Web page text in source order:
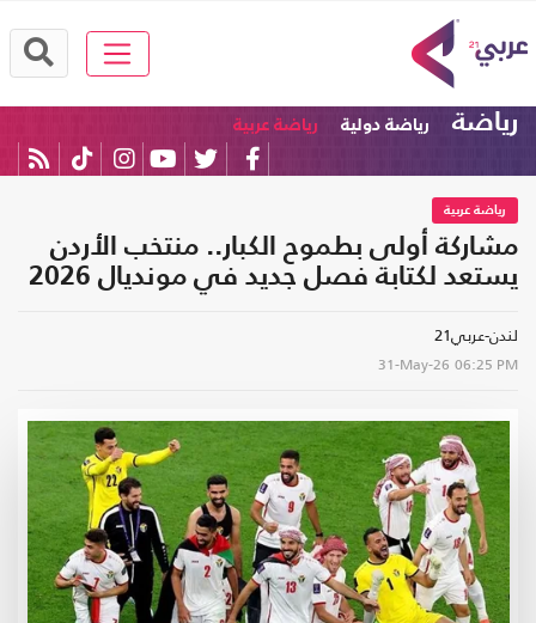
رياضة رياضة دولية رياضة عربية
رياضة عربية
مشاركة أولى بطموح الكبار.. منتخب الأردن
يستعد لكتابة فصل جديد في مونديال 2026
لندن-عربي21
31-May-26 06:25 PM